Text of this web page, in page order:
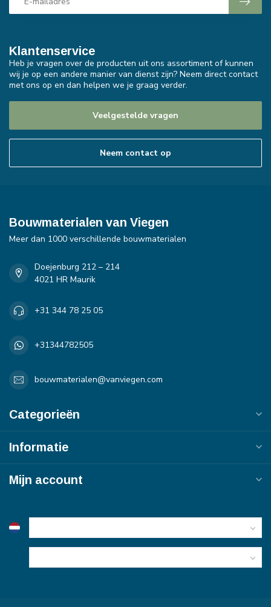
Klantenservice
Heb je vragen over de producten uit ons assortiment of kunnen
wij je op een andere manier van dienst zijn? Neem direct contact
met ons op en dan helpen we je graag verder.
Veelgestelde vragen
Neem contact op
Bouwmaterialen van Viegen
Meer dan 1000 verschillende bouwmaterialen
Doejenburg 212 – 214
4021 HR Maurik
+31 344 78 25 05
+31344782505
bouwmaterialen@vanviegen.com
Categorieën
Informatie
Mijn account